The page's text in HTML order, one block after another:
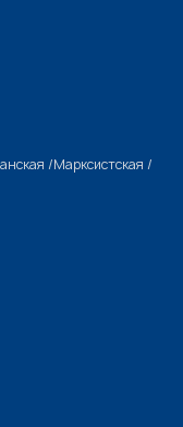
/Марксистская /